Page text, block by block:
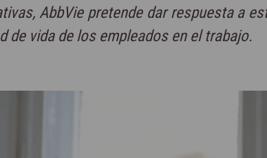
AbbVie pretende dar respuesta a
de vida de los empleados en el trabajo.